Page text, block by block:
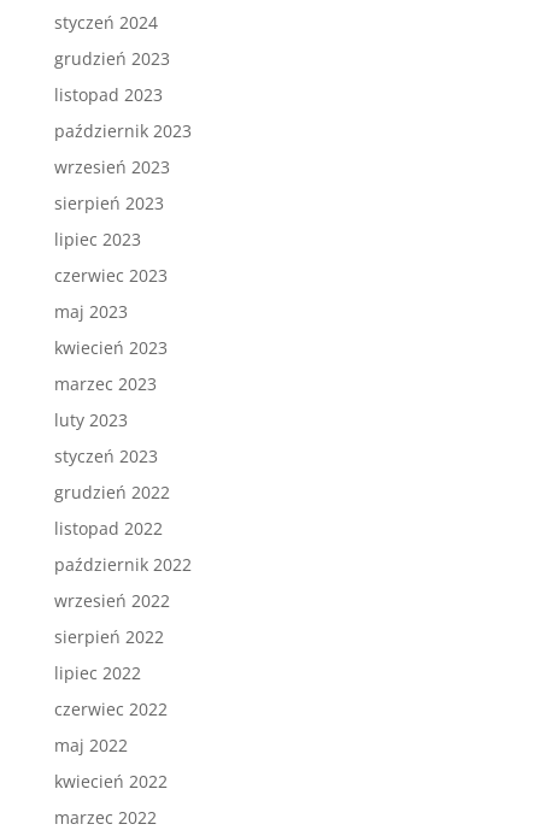
styczeń 2024
grudzień 2023
listopad 2023
październik 2023
wrzesień 2023
sierpień 2023
lipiec 2023
czerwiec 2023
maj 2023
kwiecień 2023
marzec 2023
luty 2023
styczeń 2023
grudzień 2022
listopad 2022
październik 2022
wrzesień 2022
sierpień 2022
lipiec 2022
czerwiec 2022
maj 2022
kwiecień 2022
marzec 2022